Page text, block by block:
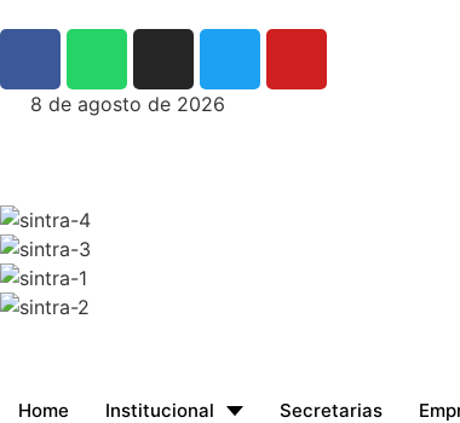
8 de agosto de 2026
Home Institucional Secretarias